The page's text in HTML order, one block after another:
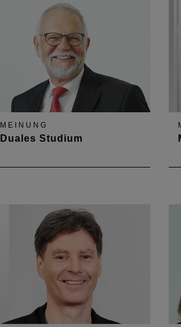
Entscheidungsträgerinnen und
Entscheidungsträger aus den
Ministerien, den Kommunen,
den Mittelbehörden und den
Landesbetrieben ein
MEINUNG
Duales Studium